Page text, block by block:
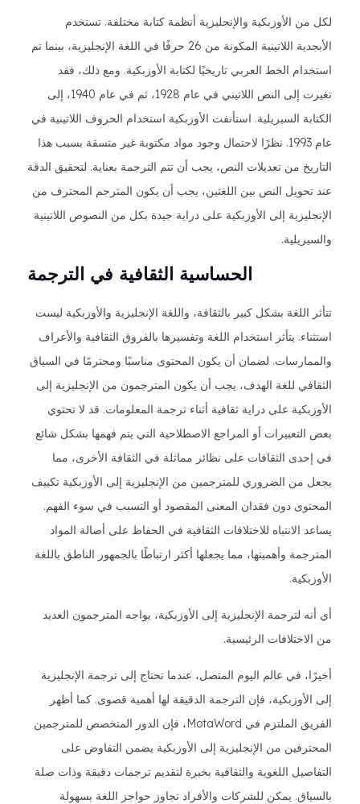
لكل من الأوزبكية والإنجليزية أنظمة كتابة مختلفة. تستخدم
الأبجدية اللاتينية المكونة من 26 حرفًا في اللغة الإنجليزية، بينما تم
استخدام الخط العربي تاريخيًا لكتابة الأوزبكية. ومع ذلك، فقد
تغيرت إلى النص اللاتيني في عام 1928، ثم في عام 1940، إلى
الكتابة السيريلية. استأنفت الأوزبكية استخدام الحروف اللاتينية في
عام 1993. نظرًا لاحتمال وجود مواد مكتوبة غير متسقة بسبب هذا
التاريخ من تعديلات النص، يجب أن تتم الترجمة بعناية. لتحقيق الدقة
عند تحويل النص بين اللغتين، يجب أن يكون المترجم المحترف من
الإنجليزية إلى الأوزبكية على دراية جيدة بكل من النصوص اللاتينية
والسيريلية.
الحساسية الثقافية في الترجمة
تتأثر اللغة بشكل كبير بالثقافة، واللغة الإنجليزية والأوزبكية ليست
استثناء. يتأثر استخدام اللغة وتفسيرها بالفروق الثقافية والأعراف
والممارسات. لضمان أن يكون المحتوى مناسبًا ومحترمًا في السياق
الثقافي للغة الهدف، يجب أن يكون المترجمون من الإنجليزية إلى
الأوزبكية على دراية ثقافية أثناء ترجمة المعلومات. قد لا تحتوي
بعض التعبيرات أو المراجع الاصطلاحية التي يتم فهمها بشكل شائع
في إحدى الثقافات على نظائر مماثلة في الثقافة الأخرى، مما
يجعل من الضروري للمترجمين من الإنجليزية إلى الأوزبكية تكييف
المحتوى دون فقدان المعنى المقصود أو التسبب في سوء الفهم.
يساعد الانتباه للاختلافات الثقافية في الحفاظ على أصالة المواد
المترجمة وأهميتها، مما يجعلها أكثر ارتباطًا بالجمهور الناطق باللغة
الأوزبكية.
أي أنه لترجمة الإنجليزية إلى الأوزبكية، يواجه المترجمون العديد
من الاختلافات الرئيسية.
أخيرًا، في عالم اليوم المتصل، عندما تحتاج إلى ترجمة الإنجليزية
إلى الأوزبكية، فإن الترجمة الدقيقة لها أهمية قصوى. كما أظهر
الفريق الملتزم في MotaWord، فإن الدور المتخصص للمترجمين
المحترفين من الإنجليزية إلى الأوزبكية يضمن التفاوض على
التفاصيل اللغوية والثقافية بخبرة لتقديم ترجمات دقيقة وذات صلة
بالسياق. يمكن للشركات والأفراد تجاوز حواجز اللغة بسهولة